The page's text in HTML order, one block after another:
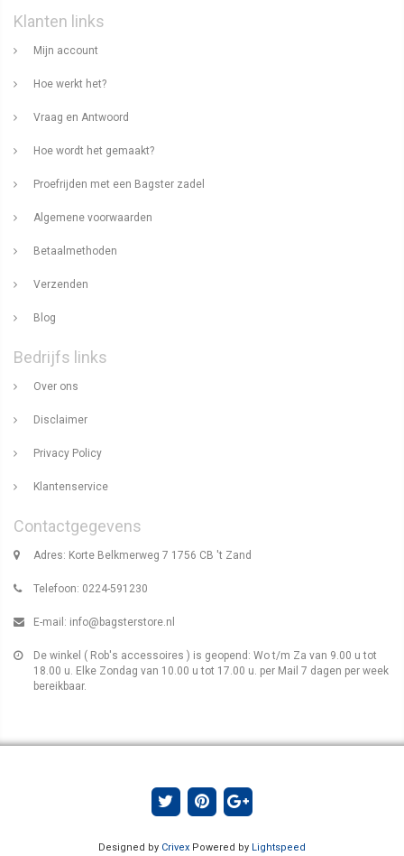
Klanten links
Mijn account
Hoe werkt het?
Vraag en Antwoord
Hoe wordt het gemaakt?
Proefrijden met een Bagster zadel
Algemene voorwaarden
Betaalmethoden
Verzenden
Blog
Bedrijfs links
Over ons
Disclaimer
Privacy Policy
Klantenservice
Contactgegevens
Adres: Korte Belkmerweg 7 1756 CB 't Zand
Telefoon: 0224-591230
E-mail: info@bagsterstore.nl
De winkel ( Rob's accessoires ) is geopend: Wo t/m Za van 9.00 u tot
18.00 u. Elke Zondag van 10.00 u tot 17.00 u. per Mail 7 dagen per week
bereikbaar.
Designed by Crivex Powered by Lightspeed